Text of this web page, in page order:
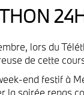
lors du
de cette
end festif à
la soirée repas